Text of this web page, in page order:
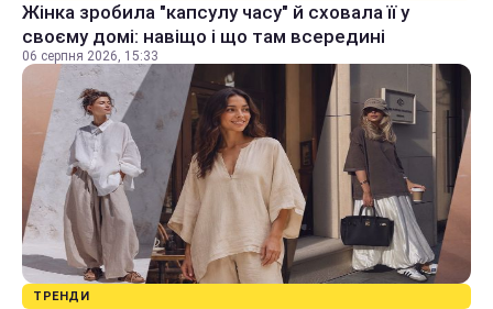
Жінка зробила "капсулу часу" й сховала її у
своєму домі: навіщо і що там всередині
06 серпня 2026, 15:33
ТРЕНДИ